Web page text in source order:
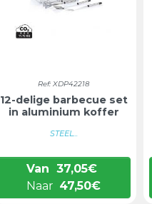
Ref: XDP42218
12-delige barbecue set
in aluminium koffer
STEEL...
Van 37,05€
Naar 47,50€